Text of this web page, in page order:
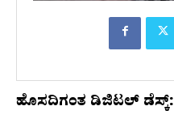
ಹೊಸದಿಗಂತ ಡಿಜಿಟಲ್ ಡೆಸ್ಕ್: